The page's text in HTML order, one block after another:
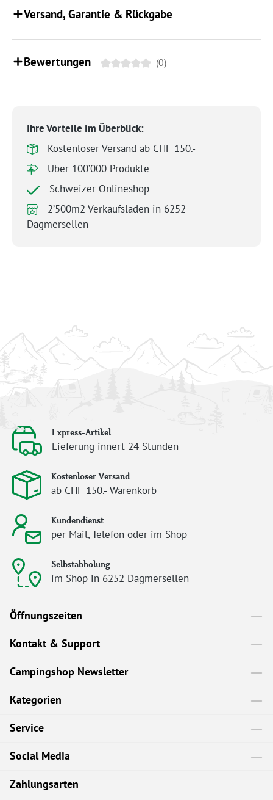
Versand, Garantie & Rückgabe
Bewertungen (0)
Ihre Vorteile im Überblick:
Kostenloser Versand ab CHF 150.-
Über 100’000 Produkte
Schweizer Onlineshop
2’500m2 Verkaufsladen in 6252
Dagmersellen
Express-Artikel
Lieferung innert 24 Stunden
Kostenloser Versand
ab CHF 150.- Warenkorb
Kundendienst
per Mail, Telefon oder im Shop
Selbstabholung
im Shop in 6252 Dagmersellen
Öffnungszeiten
Kontakt & Support
Campingshop Newsletter
Kategorien
Service
Social Media
Zahlungsarten